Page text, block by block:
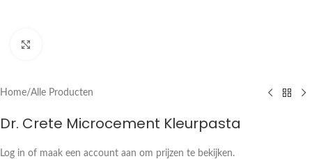
Home/Alle Producten
Dr. Crete Microcement Kleurpasta
Log in of maak een account aan om prijzen te bekijken.